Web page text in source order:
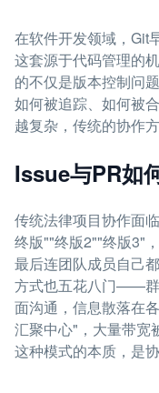
在软件开发领域，Git
这套源于代码管理的
的不仅是版本控制问
如何被追踪、如何被
越复杂，传统的协作
Issue与PR如
传统法律项目协作面
终版""终版2""终版3"
最后连团队成员自己
方式也五花八门——群
面沟通，信息散落在
汇聚中心"，大量带宽
这种模式的本质，是